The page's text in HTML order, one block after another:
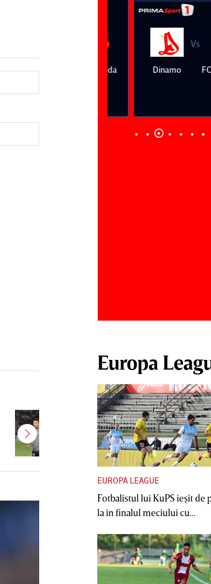
Antonio Folha a fost demis de la
CFR Cluj! Alţi 3 jucători sunt OUT
Farul
Dinamo
Vs
FC
Europa
EUROPA LEAGUE
Fotbalistul lui KuPS ieşit de
la în finalul meciului cu...